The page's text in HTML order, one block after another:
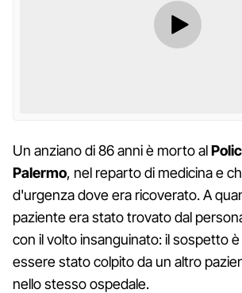
Un anziano di 86 anni è morto al
Palermo, nel reparto di medicina e
d'urgenza dove era ricoverato. A
paziente era stato trovato dal
con il volto insanguinato: il sospetto
essere stato colpito da un altro
nello stesso ospedale.